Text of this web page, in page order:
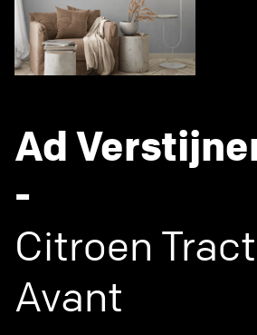
Ad
-
Citroen
Avant